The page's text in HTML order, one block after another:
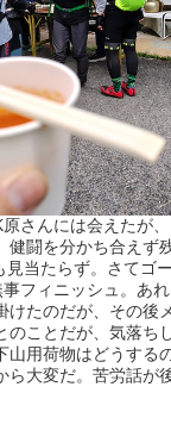
さんには会えたが
健闘を分かち合えず
見当たらず。さてゴ
事フィニッシュ。あ
けたのだが、その後
のことだが、気落ち
山用荷物はどうする
ら大変だ。苦労話が